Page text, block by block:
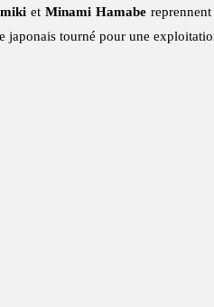
et Minami Hamabereprennent
japonais tourné pour une